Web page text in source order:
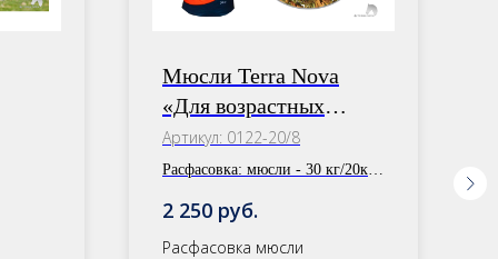
Мюсли Terra Nova
«Для возрастных
лошадей» +
Желудочно-кишечный
Артикул: 0122-20/8
Расфасовка: мюсли - 30 кг/20кг,
2 250 руб.
Расфасовка мюсли